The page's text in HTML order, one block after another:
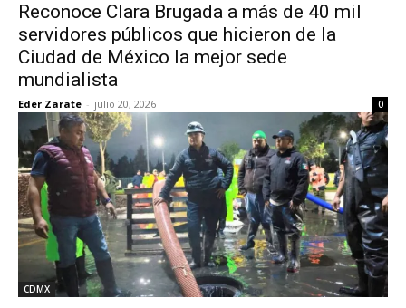
Reconoce Clara Brugada a más de 40 mil
servidores públicos que hicieron de la
Ciudad de México la mejor sede
mundialista
Eder Zarate - julio 20, 2026 0
CDMX